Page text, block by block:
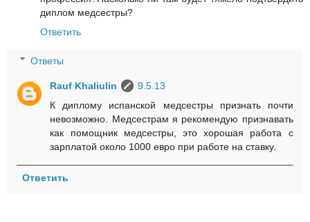
диплом медсестры?
Ответить
Ответы
Rauf Khaliulin
9.5.13
К диплому испанской медсестры признать почти
невозможно. Медсестрам я рекомендую признавать
как помощник медсестры, это хорошая работа с
зарплатой около 1000 евро при работе на ставку.
Ответить